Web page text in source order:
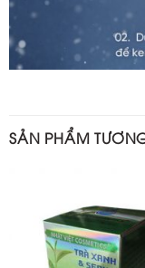
SẢN PHẨM